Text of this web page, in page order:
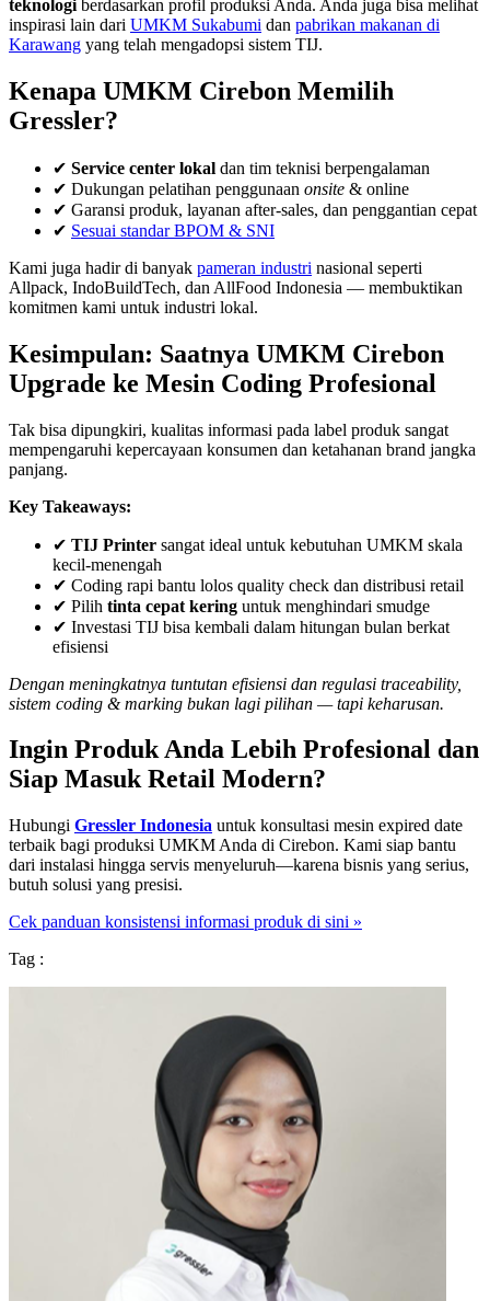
teknologi berdasarkan profil produksi Anda. Anda juga bisa melihat
inspirasi lain dari UMKM Sukabumi dan pabrikan makanan di
Karawang yang telah mengadopsi sistem TIJ.
Kenapa UMKM Cirebon Memilih
Gressler?
✔ Service center lokal dan tim teknisi berpengalaman
✔ Dukungan pelatihan penggunaan onsite & online
✔ Garansi produk, layanan after-sales, dan penggantian cepat
✔ Sesuai standar BPOM & SNI
Kami juga hadir di banyak pameran industri nasional seperti
Allpack, IndoBuildTech, dan AllFood Indonesia — membuktikan
komitmen kami untuk industri lokal.
Kesimpulan: Saatnya UMKM Cirebon
Upgrade ke Mesin Coding Profesional
Tak bisa dipungkiri, kualitas informasi pada label produk sangat
mempengaruhi kepercayaan konsumen dan ketahanan brand jangka
panjang.
Key Takeaways:
✔ TIJ Printer sangat ideal untuk kebutuhan UMKM skala
kecil-menengah
✔ Coding rapi bantu lolos quality check dan distribusi retail
✔ Pilih tinta cepat kering untuk menghindari smudge
✔ Investasi TIJ bisa kembali dalam hitungan bulan berkat
efisiensi
Dengan meningkatnya tuntutan efisiensi dan regulasi traceability,
sistem coding & marking bukan lagi pilihan — tapi keharusan.
Ingin Produk Anda Lebih Profesional dan
Siap Masuk Retail Modern?
Hubungi Gressler Indonesia untuk konsultasi mesin expired date
terbaik bagi produksi UMKM Anda di Cirebon. Kami siap bantu
dari instalasi hingga servis menyeluruh—karena bisnis yang serius,
butuh solusi yang presisi.
Cek panduan konsistensi informasi produk di sini »
Tag :